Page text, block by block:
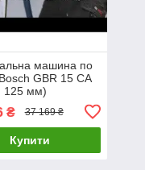
машина по
GBR 15 CA
125 мм)
₴ 37 169 ₴
Купити